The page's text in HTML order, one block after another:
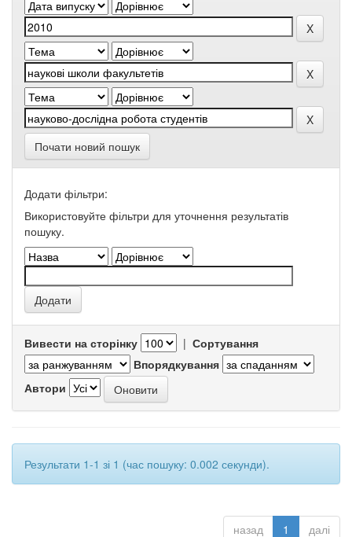
Почати новий пошук
Додати фільтри:
Використовуйте фільтри для уточнення результатів
пошуку.
Вивести на сторінку | Сортування
Впорядкування
Автори
Результати 1-1 зі 1 (час пошуку: 0.002 секунди).
назад 1 далі